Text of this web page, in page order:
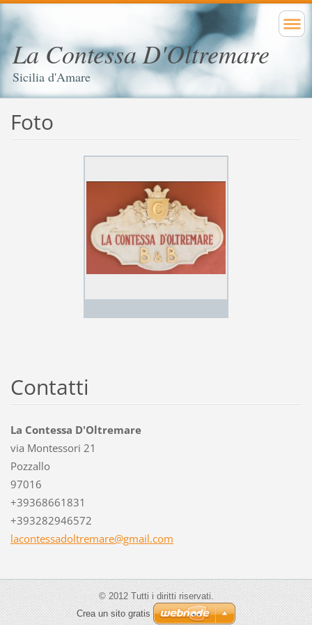
La Contessa D'Oltremare
Sicilia d'Amare
Foto
Contatti
La Contessa D'Oltremare
via Montessori 21
Pozzallo
97016
+39368661831
+393282946572
lacontessadoltremare@gmail.com
© 2012 Tutti i diritti riservati.
Crea un sito gratis